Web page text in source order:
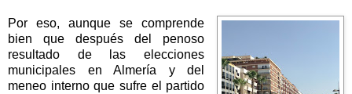
Por eso, aunque se comprende
bien que después del penoso
resultado de las elecciones
municipales en Almería y del
meneo interno que sufre el partido